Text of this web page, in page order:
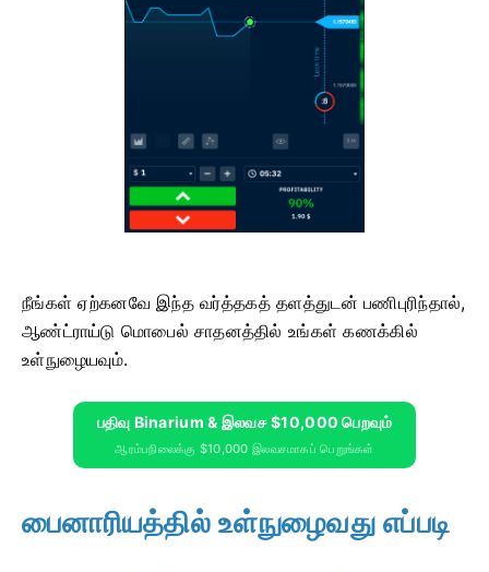
நீங்கள் ஏற்கனவே இந்த வர்த்தகத் தளத்துடன் பணிபுரிந்தால்,
ஆண்ட்ராய்டு மொபைல் சாதனத்தில் உங்கள் கணக்கில்
உள்நுழையவும்.
பதிவு Binarium & இலவச $10,000 பெறவும்
ஆரம்பநிலைக்கு $10,000 இலவசமாகப் பெறுங்கள்
பைனாரியத்தில் உள்நுழைவது எப்படி